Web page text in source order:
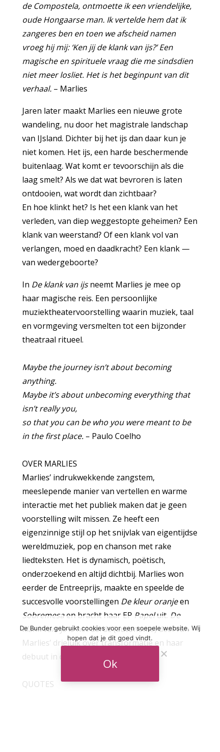
de Compostela, ontmoette ik een vriendelijke,
oude Hongaarse man. Ik vertelde hem dat ik
zangeres ben en toen we afscheid namen
vroeg hij mij: ‘Ken jij de klank van ijs?’ Een
magische en spirituele vraag die me sindsdien
niet meer losliet. Het is het beginpunt van dit
verhaal.– Marlies
Jaren later maakt Marlies een nieuwe grote
wandeling, nu door het magistrale landschap
van IJsland. Dichter bij het ijs dan daar kun je
niet komen. Het ijs, een harde beschermende
buitenlaag. Wat komt er tevoorschijn als die
laag smelt? Als we dat wat bevroren is laten
ontdooien, wat wordt dan zichtbaar?
En hoe klinkt het? Is het een klank van het
verleden, van diep weggestopte geheimen? Een
klank van weerstand? Of een klank vol van
verlangen, moed en daadkracht? Een klank —
van wedergeboorte?
In De klank van ijsneemt Marlies je mee op
haar magische reis. Een persoonlijke
muziektheatervoorstelling waarin muziek, taal
en vormgeving versmelten tot een bijzonder
theatraal ritueel.
Maybe the journey isn’t about becoming
anything.
Maybe it’s about unbecoming everything that
isn’t really you,
so that you can be who you were meant to be
in the first place.– Paulo Coelho
OVER MARLIES
Marlies’ indrukwekkende zangstem,
meeslepende manier van vertellen en warme
interactie met het publiek maken dat je geen
voorstelling wilt missen. Ze heeft een
eigenzinnige stijl op het snijvlak van eigentijdse
wereldmuziek, pop en chanson met rake
liedteksten. Het is dynamisch, poëtisch,
onderzoekend en altijd dichtbij. Marlies won
eerder de Entreeprijs, maakte en speelde de
succesvolle voorstellingen De kleur oranjeen
Sobremesaen bracht haar EP Papeluit. De
klank van ijsis het derde (autonome) deel van
Marlies’ drieluik over transformatie en haar
debuut in de theaterzaal.
QUOTES
De Bunder gebruikt cookies voor een soepele website. Wij
hopen dat je dit goed vindt.
Ok